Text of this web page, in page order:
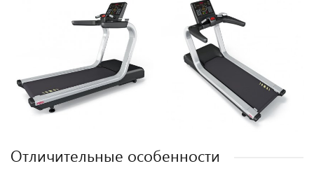
Отличительные особенности